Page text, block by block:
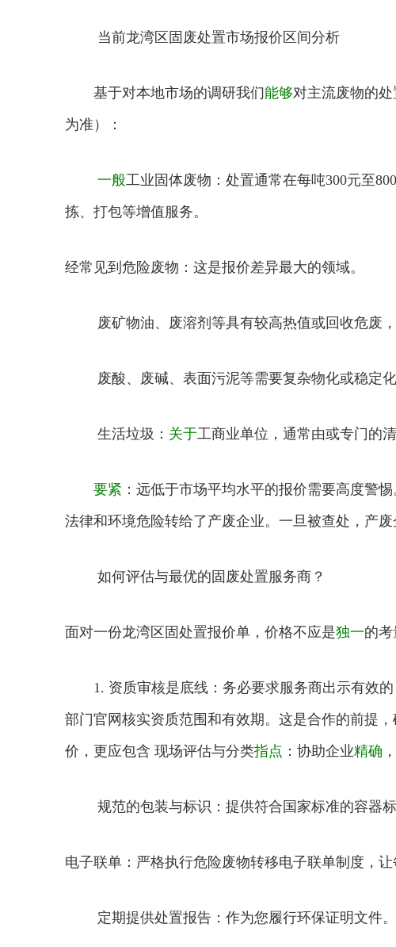
当前龙湾区固废处置市场报价区间分析
基于对本地市场的调研我们能够对主流废物的
为准）：
一般工业固体废物：处置通常在每吨300元至
拣、打包等增值服务。
经常见到危险废物：这是报价差异最大的领域。
废矿物油、废溶剂等具有较高热值或回收危废，
废酸、废碱、表面污泥等需要复杂物化或稳定化
生活垃圾： 关于工商业单位，通常由或专门的
要紧 ：远低于市场平均水平的报价需要高度警
法律和环境危险转给了产废企业。一旦被查处，产
如何评估与最优的固废处置服务商？
面对一份龙湾区固处置报价单，价格不应是独一的
1. 资质审核是底线：务必要求服务商出示有效的
部门官网核实资质范围和有效期。这是合作的前提
价，更应包含 现场评估与分类指点 ：协助企业精确
规范的包装与标识：提供符合国家标准的容器标
电子联单：严格执行危险废物转移电子联单制度，
定期提供处置报告：作为您履行环保证明文件。